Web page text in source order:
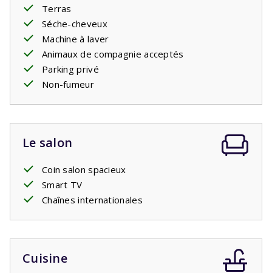
Terras
Séche-cheveux
Machine à laver
Animaux de compagnie acceptés
Parking privé
Non-fumeur
Le salon
Coin salon spacieux
Smart TV
Chaînes internationales
Cuisine